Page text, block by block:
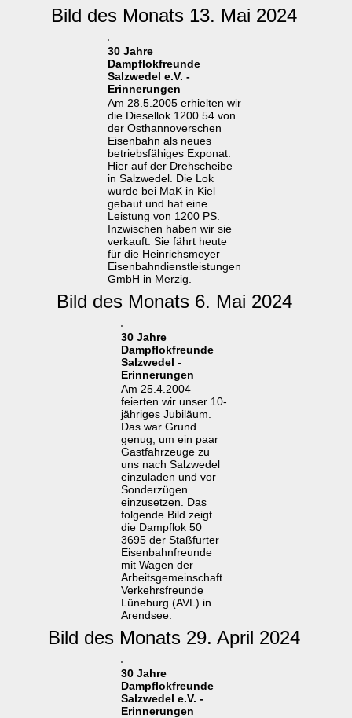
Bild des Monats 13. Mai 2024
30 Jahre
Dampflokfreunde
Salzwedel e.V. -
Erinnerungen
Am 28.5.2005 erhielten wir
die Diesellok 1200 54 von
der Osthannoverschen
Eisenbahn als neues
betriebsfähiges Exponat.
Hier auf der Drehscheibe
in Salzwedel. Die Lok
wurde bei MaK in Kiel
gebaut und hat eine
Leistung von 1200 PS.
Inzwischen haben wir sie
verkauft. Sie fährt heute
für die Heinrichsmeyer
Eisenbahndienstleistungen
GmbH in Merzig.
Bild des Monats 6. Mai 2024
30 Jahre
Dampflokfreunde
Salzwedel -
Erinnerungen
Am 25.4.2004
feierten wir unser 10-
jähriges Jubiläum.
Das war Grund
genug, um ein paar
Gastfahrzeuge zu
uns nach Salzwedel
einzuladen und vor
Sonderzügen
einzusetzen. Das
folgende Bild zeigt
die Dampflok 50
3695 der Staßfurter
Eisenbahnfreunde
mit Wagen der
Arbeitsgemeinschaft
Verkehrsfreunde
Lüneburg (AVL) in
Arendsee.
Bild des Monats 29. April 2024
30 Jahre
Dampflokfreunde
Salzwedel e.V. -
Erinnerungen